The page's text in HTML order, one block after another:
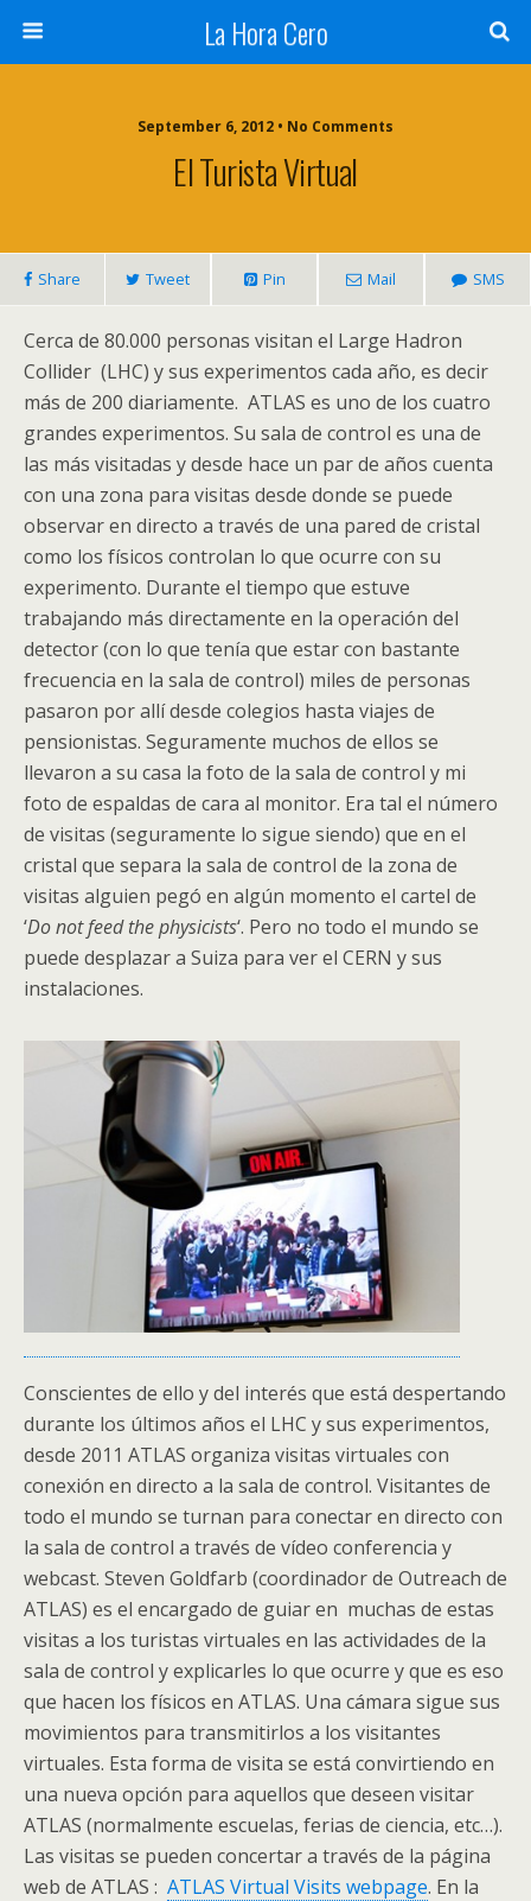
La Hora Cero
September 6, 2012 • No Comments
El Turista Virtual
Share Tweet Pin Mail SMS
Cerca de 80.000 personas visitan el Large Hadron
Collider (LHC) y sus experimentos cada año, es decir
más de 200 diariamente. ATLAS es uno de los cuatro
grandes experimentos. Su sala de control es una de
las más visitadas y desde hace un par de años cuenta
con una zona para visitas desde donde se puede
observar en directo a través de una pared de cristal
como los físicos controlan lo que ocurre con su
experimento. Durante el tiempo que estuve
trabajando más directamente en la operación del
detector (con lo que tenía que estar con bastante
frecuencia en la sala de control) miles de personas
pasaron por allí desde colegios hasta viajes de
pensionistas. Seguramente muchos de ellos se
llevaron a su casa la foto de la sala de control y mi
foto de espaldas de cara al monitor. Era tal el número
de visitas (seguramente lo sigue siendo) que en el
cristal que separa la sala de control de la zona de
visitas alguien pegó en algún momento el cartel de
‘Do not feed the physicists‘. Pero no todo el mundo se
puede desplazar a Suiza para ver el CERN y sus
instalaciones.
Conscientes de ello y del interés que está despertando
durante los últimos años el LHC y sus experimentos,
desde 2011 ATLAS organiza visitas virtuales con
conexión en directo a la sala de control. Visitantes de
todo el mundo se turnan para conectar en directo con
la sala de control a través de vídeo conferencia y
webcast. Steven Goldfarb (coordinador de Outreach de
ATLAS) es el encargado de guiar en muchas de estas
visitas a los turistas virtuales en las actividades de la
sala de control y explicarles lo que ocurre y que es eso
que hacen los físicos en ATLAS. Una cámara sigue sus
movimientos para transmitirlos a los visitantes
virtuales. Esta forma de visita se está convirtiendo en
una nueva opción para aquellos que deseen visitar
ATLAS (normalmente escuelas, ferias de ciencia, etc…).
Las visitas se pueden concertar a través de la página
web de ATLAS : ATLAS Virtual Visits webpage. En la